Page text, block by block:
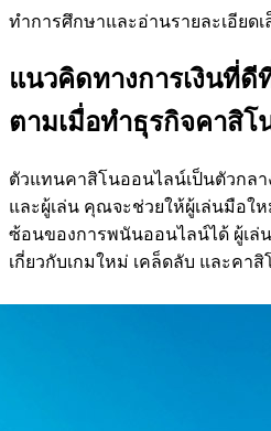
ทำการศึกษาและอ่านรายละเอียด
แนวคิดทางการเงินที่
ตามเมื่อทำธุรกิจคาสิโ
ตัวแทนคาสิโนออนไลน์เป็นตัวกล
และผู้เล่น คุณจะช่วยให้ผู้เล่นมือใ
ซ้อนของการพนันออนไลน์ได้ ผู้เล่
เกี่ยวกับเกมใหม่ เคล็ดลับ และคา